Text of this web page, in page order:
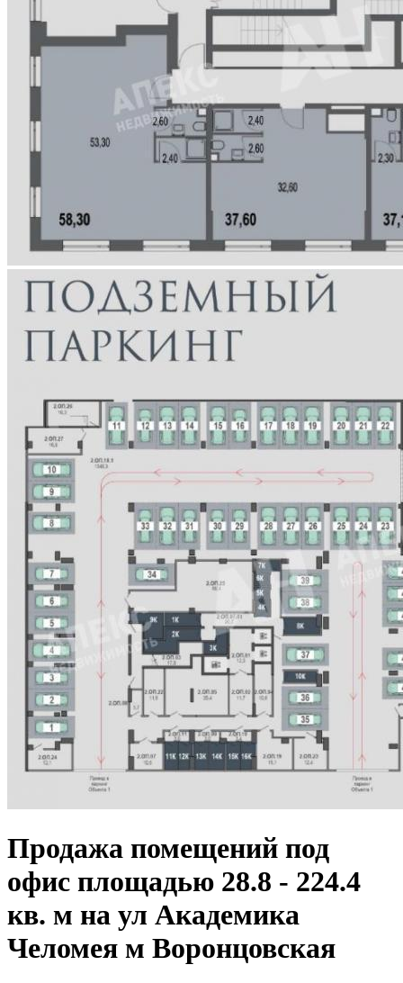
Продажа помещений под
офис площадью 28.8 - 224.4
кв. м на ул Академика
Челомея м Воронцовская